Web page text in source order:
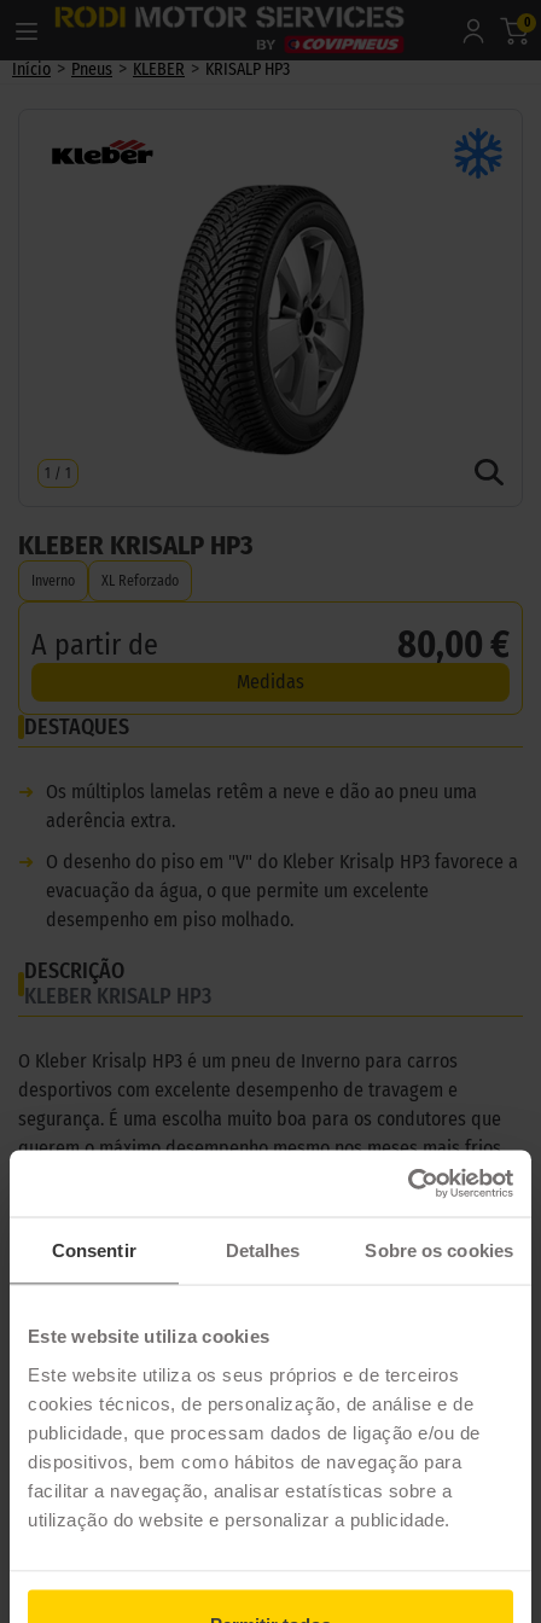
Consentir Detalhes Sobre os cookies
Este website utiliza cookies
Este website utiliza os seus próprios e de terceiros
cookies técnicos, de personalização, de análise e de
publicidade, que processam dados de ligação e/ou de
dispositivos, bem como hábitos de navegação para
facilitar a navegação, analisar estatísticas sobre a
utilização do website e personalizar a publicidade.
0
Início > Pneus > KLEBER > KRISALP HP3
1 / 1
KLEBER KRISALP HP3
Inverno XL Reforzado
A partir de 80,00 €
Medidas
DESTAQUES
➜
Os múltiplos lamelas retêm a neve e dão ao pneu uma
aderência extra.
➜
O desenho do piso em "V" do Kleber Krisalp HP3 favorece a
evacuação da água, o que permite um excelente
desempenho em piso molhado.
DESCRIÇÃO
KLEBER KRISALP HP3
O Kleber Krisalp HP3 é um pneu de Inverno para carros
desportivos com excelente desempenho de travagem e
segurança. É uma escolha muito boa para os condutores que
querem o máximo desempenho mesmo nos meses mais frios
Modelo
KRISALP HP3
Inverno
Tipo de condução
80 MEDIDAS PARA O PNEU
KLEBER KRISALP HP3